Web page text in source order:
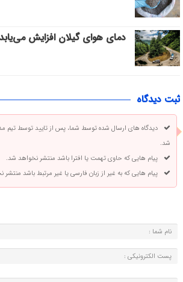
دمای هوای گیلان افزایش
ثبت دیدگاه
دیدگاه های ارسال شده توسط شما، پس از تایید توسط تیم
شد.
پیام هایی که حاوی تهمت یا افترا باشد منتشر نخواهد شد.
پیام هایی که به غیر از زبان فارسی یا غیر مرتبط باشد